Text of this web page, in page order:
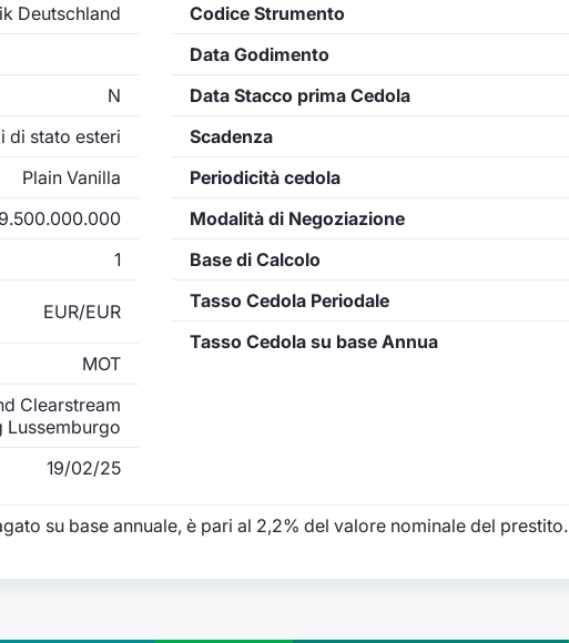
Deutschland
N
di stato esteri
Plain Vanilla
9.500.000.000
1
EUR/EUR
MOT
Clearstream
Lussemburgo
19/02/25
Codice Strumento
Data Godimento
Data Stacco prima Cedola
Scadenza
Periodicità cedola
Modalità di Negoziazione
Base di Calcolo
Tasso Cedola Periodale
Tasso Cedola su base Annua
su base annuale, è pari al 2,2% del valore nominale del prestito.